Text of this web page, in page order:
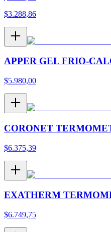
$3.288,86
APPER GEL FRIO-
$5.980,00
CORONET
$6.375,39
EXATHERM
$6.749,75